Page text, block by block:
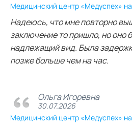
Медицинский центр «Медуспех»
Надеюсь, что мне повторно
заключение то пришло, но оно
надлежащий вид. Была
позже больше чем на час.
Ольга Игоревна
30.07.2026
Медицинский центр «Медуспех»